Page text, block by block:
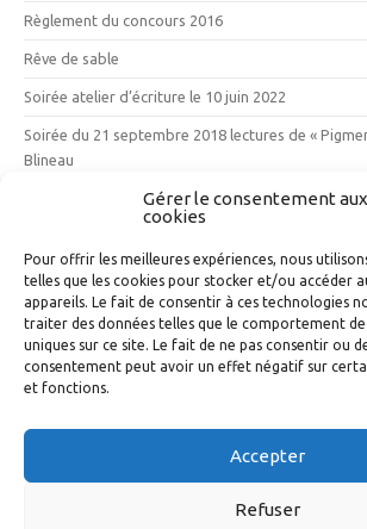
Gérer le consentement aux
cookies
Pour offrir les meilleures expériences, nous
telles que les cookies pour stocker et/ou accéder
appareils. Le fait de consentir à ces technologies
traiter des données telles que le comportement
uniques sur ce site. Le fait de ne pas consentir ou
consentement peut avoir un effet négatif sur
et fonctions.
Accepter
Refuser
Règlement du concours 2016
Rêve de sable
Soirée atelier d’écriture le 10 juin 2022
Soirée du 21 septembre 2018 lectures de «
Blineau
Vendredi 12 mai 2017 : les 10 ans des Mille Poètes
Nuage d’étiquettes
L'Atelier d'écriture La Maison Poétique
Grand Narbonne
Mentions légales-